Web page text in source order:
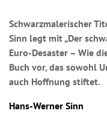
Schwarzmalerischer
Sinn legt mit „Der
Euro-Desaster – Wie
Buch vor, das sowohl
auch Hoffnung stiftet.
Hans-Werner Sinn